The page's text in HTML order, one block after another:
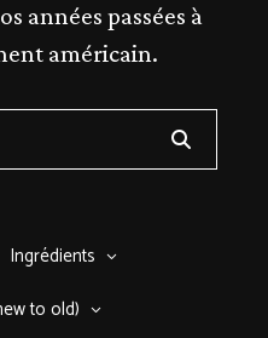
années passées à
américain.
Ingrédients
to old)